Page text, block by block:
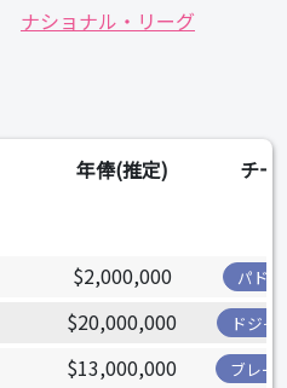
ナショナル・リーグ
年俸(推定) チー
$2,000,000 パド
$20,000,000 ドジャ
$13,000,000 ブレー